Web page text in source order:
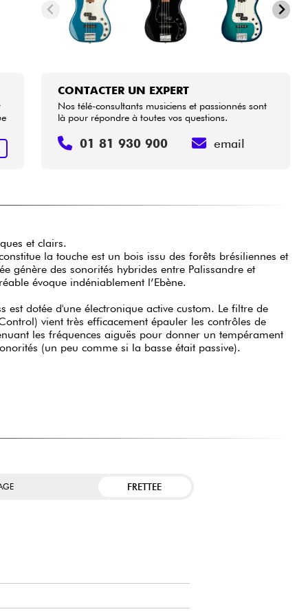
CONTACTER UN EXPERT
Nos télé-consultants musiciens et passionnés sont
là pour répondre à toutes vos questions.
01 81 930 900 email
et clairs.
la touche est un bois issu des forêts brésiliennes et
génère des sonorités hybrides entre Palissandre et
évoque indéniablement l’Ebène.
est dotée d'une électronique active custom. Le filtre de
vient très efficacement épauler les contrôles de
les fréquences aiguës pour donner un tempérament
(un peu comme si la basse était passive).
FRETTEE